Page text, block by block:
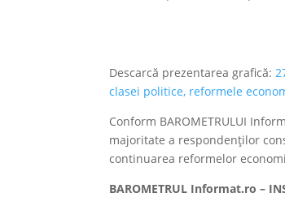
Descarcă prezentarea grafică:
clasei politice, reformele
Conform BAROMETRULUI
majoritate a respondenților
continuarea reformelor
BAROMETRUL Informat.ro –